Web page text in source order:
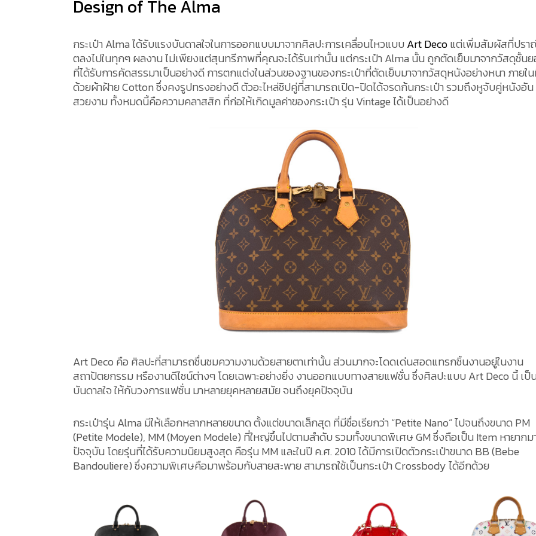
Design of The Alma
กระเป๋า Alma ได้รับแรงบันดาลใจในการออกแบบมาจากศิลปะการเคลื่อนไหวแบบArt Decoแต่เพิ่มสัมผัสที่ปร
ตลงไปในทุกๆ ผลงาน ไม่เพียงแต่สุนทรีภาพที่คุณจะได้รับเท่านั้น แต่กระเป๋า Alma นั้น ถูกตัดเย็บมาจากวัสดุชั้น
ที่ได้รับการคัดสรรมาเป็นอย่างดี การตกแต่งในส่วนของฐานของกระเป๋าที่ตัดเย็บมาจากวัสดุหนังอย่างหนา ภายใ
ด้วยผ้าฝ้าย Cotton ซึ่งคงรูปทรงอย่างดี ตัวอะไหล่ซิปคู่ที่สามารถเปิด-ปิดได้จรดก้นกระเป๋า รวมถึงหูจับคู่หนังอัน
สวยงาม ทั้งหมดนี้คือความคลาสสิก ที่ก่อให้เกิดมูลค่าของกระเป๋า รุ่น Vintage ได้เป็นอย่างดี
Art Deco คือ ศิลปะที่สามารถชื่นชมความงามด้วยสายตาเท่านั้น ส่วนมากจะโดดเด่นสอดแทรกชิ้นงานอยู่ในงาน
สถาปัตยกรรม หรืองานดีไซน์ต่างๆ โดยเฉพาะอย่างยิ่ง งานออกแบบทางสายแฟชั่น ซึ่งศิลปะแบบ Art Deco นี้ เป็
บันดาลใจ ให้กับวงการแฟชั่น มาหลายยุคหลายสมัย จนถึงยุคปัจจุบัน
กระเป๋ารุ่น Alma มีให้เลือกหลากหลายขนาด ตั้งแต่ขนาดเล็กสุด ที่มีชื่อเรียกว่า “Petite Nano” ไปจนถึงขนาด PM
(Petite Modele), MM (Moyen Modele) ที่ใหญ่ขึ้นไปตามลำดับ รวมทั้งขนาดพิเศษ GM ซึ่งถือเป็น Item หายากม
ปัจจุบัน โดยรุ่นที่ได้รับความนิยมสูงสุด คือรุ่น MM และในปี ค.ศ. 2010 ได้มีการเปิดตัวกระเป๋าขนาด BB (Bebe
Bandouliere) ซึ่งความพิเศษคือมาพร้อมกับสายสะพาย สามารถใช้เป็นกระเป๋า Crossbody ได้อีกด้วย